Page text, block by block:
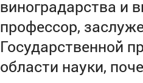
виноградарства и
профессор,
Государственной
области науки,